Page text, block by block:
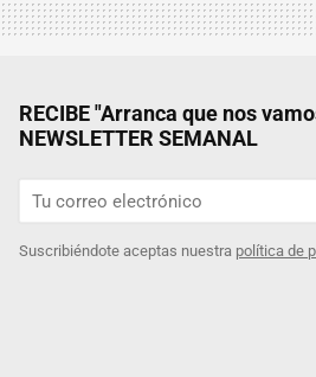
RECIBE "Arranca que nos
NEWSLETTER SEMANAL
Suscribiéndote aceptas nuestra política de